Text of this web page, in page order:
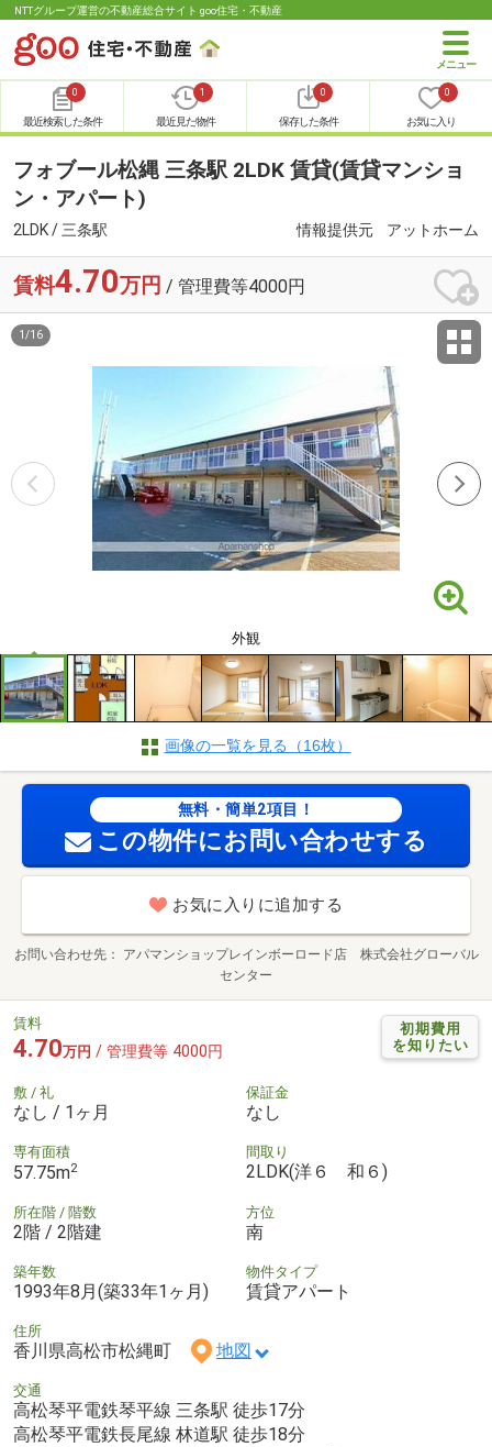
NTTグループ運営の不動産総合サイト goo住宅・不動産
0
最近検索した条件
1
最近見た物件
0
保存した条件
0
お気に入り
フォブール松縄 三条駅 2LDK 賃貸(賃貸マンショ
ン・アパート)
2LDK / 三条駅 情報提供元 アットホーム
賃料4.70万円 / 管理費等4000円
外観
1 /16
画像の一覧を見る（16枚）
無料・簡単2項目！
この物件にお問い合わせする
お気に入りに追加する
お問い合わせ先
アパマンショップレインボーロード店 株式会社グローバル
センター
初期費用
を知りたい
賃料
4.70万円 / 管理費等 4000円
敷 / 礼
なし / 1ヶ月
保証金
なし
専有面積
57.75m2
間取り
2LDK(洋６ 和６)
所在階 / 階数
2階 / 2階建
方位
南
築年数
1993年8月(築33年1ヶ月)
物件タイプ
賃貸アパート
住所
香川県高松市松縄町 地図
交通
高松琴平電鉄琴平線 三条駅 徒歩17分
高松琴平電鉄長尾線 林道駅 徒歩18分